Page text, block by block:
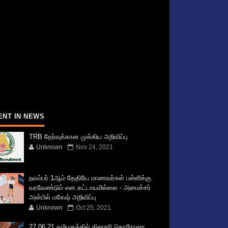
IN NEWS
TRB தேர்வுக்கான முக்கிய அறிவிப்பு
Unknown Nov 24, 2021
நவம்பர் 1ஆம் தேதியே மாணவர்கள் பள்ளிக்கு
வரவேண்டும் என கட்டாயமில்லை - அமைச்சர்
அன்பில் மகேஷ் அறிவிப்பு
Unknown Oct 25, 2021